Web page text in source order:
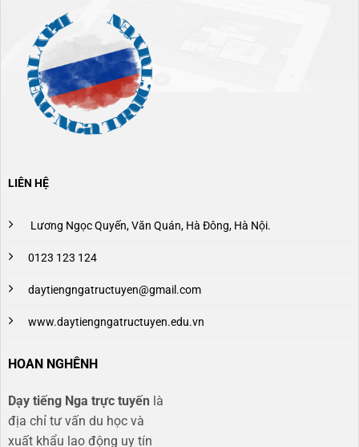
LIÊN HỆ
Lương Ngọc Quyến, Văn Quán, Hà Đông, Hà Nội.
0123 123 124
daytiengngatructuyen@gmail.com
www.daytiengngatructuyen.edu.vn
HOAN NGHÊNH
Dạy tiếng Nga trực tuyến là
địa chỉ tư vấn du học và
xuất khẩu lao động uy tín